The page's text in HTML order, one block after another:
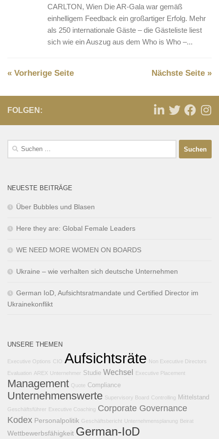
CARLTON, Wien Die AR-Gala war gemäß
einhelligem Feedback ein großartiger Erfolg. Mehr
als 250 internationale Gäste – die Gästeliste liest
sich wie ein Auszug aus dem Who is Who –...
« Vorherige Seite Nächste Seite »
FOLGEN:
NEUESTE BEITRÄGE
Über Bubbles und Blasen
Here they are: Global Female Leaders
WE NEED MORE WOMEN ON BOARDS
Ukraine – wie verhalten sich deutsche Unternehmen
German IoD, Aufsichtsratmandate und Certified Director im
Ukrainekonflikt
UNSERE THEMEN
Executive Options CIO Aufsichtsräte Non Executive Directors
Evaluation AREX Unternehmer Studie Wechsel Executive Placement
Management Quote Compliance
Unternehmenswerte Supervisory Board Controlling Mittelstand
Geschäftsführer Executive Coaching Corporate Governance
Kodex Personalpolitik Geschäftsbericht Unternehmensplanung Beirat
Wettbewerbsfähigkeit German-IoD